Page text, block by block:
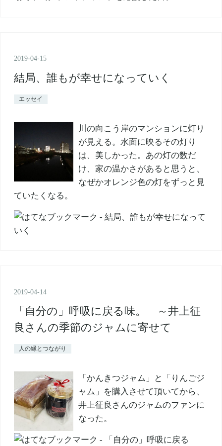
2019-04-15
結局、誰もが幸せになっていく
エッセイ
川の向こう岸のマンションに灯り
が見える。水面に映るその灯り
は、美しかった。あの灯の数だ
け、家の温かさがあると思うと、
なぜかオレンジ色の灯をずっと見
ていたくなる。
2019-04-14
「自分の」呼吸に戻る味。 ～井上征
良さんの季節のジャムに寄せて
人の縁とつながり
「かんきつジャム」と「りんごジ
ャム」を購入させて頂いてから、
井上征良さんのジャムのファンに
なった。